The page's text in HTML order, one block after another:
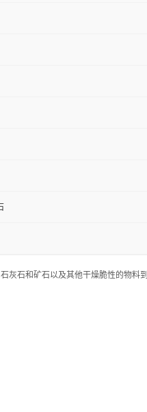
灰石和矿石以及其他干燥脆性的物